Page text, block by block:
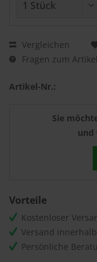
Vergleichen
Fragen zum
Artikel-Nr.:
Sie
und
Vorteile
Kostenloser
Versand
Persönliche